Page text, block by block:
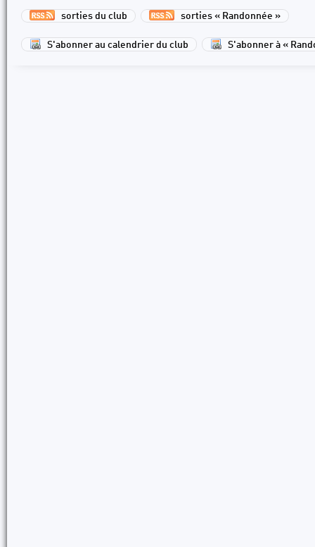
sorties du club sorties « Randonnée »
S'abonner au calendrier du club S'abonner à «